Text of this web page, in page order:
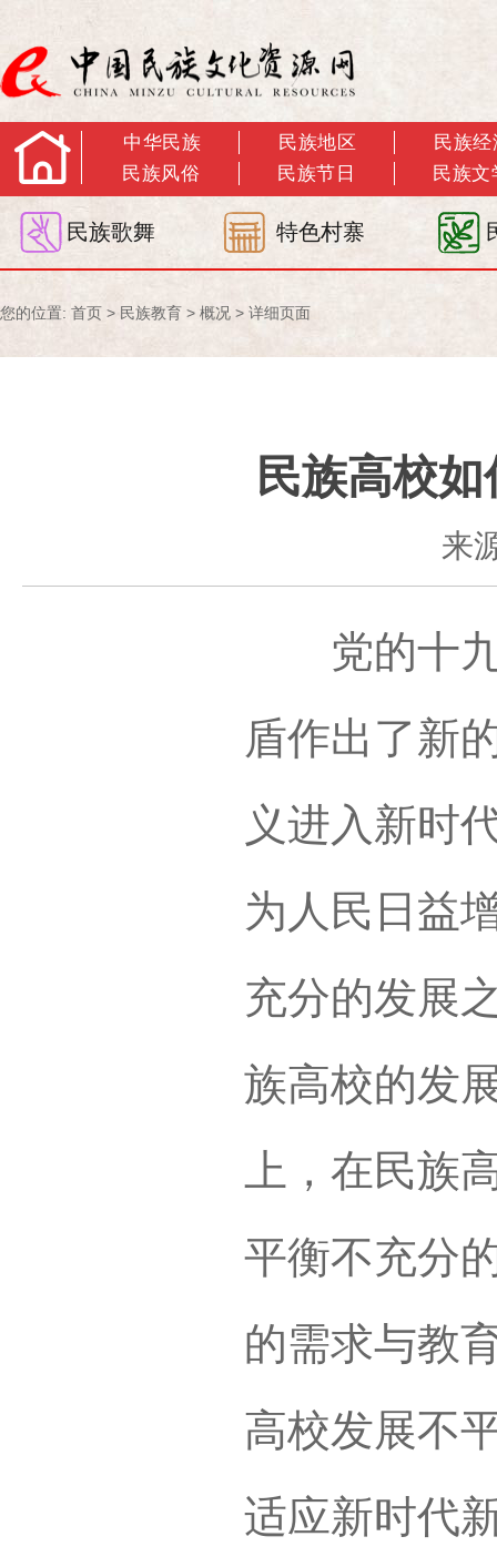
中华民族 民族地区
民族经
民族风俗
民族节日 民族文
民族歌舞 特色村寨
您的位置: 首页 > 民族教育 > 概况 > 详细页面
民族高校
来
党的十九
盾作出了新
义进入新时
为人民日益
充分的发展
族高校的发
上，在民族
平衡不充分
的需求与教
高校发展不
适应新时代